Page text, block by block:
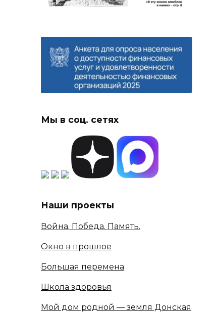
Мы в соц. сетях
Наши проекты
Война. Победа. Память.
Окно в прошлое
Большая перемена
Школа здоровья
Мой дом родной — земля Донская